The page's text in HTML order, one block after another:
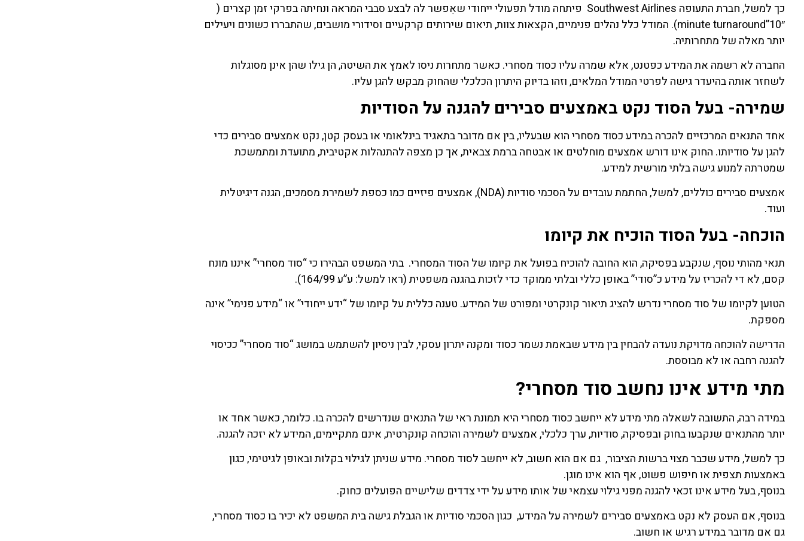
כך למשל, חברת התעופה Southwest Airlines פיתחה מודל תפעולי ייחודי שאִפשר לה לבצע סבבי המראה ונחיתה בפרקי זמן קצרים (
minute turnaround”10″). המודל כלל נהלים פנימיים, הקצאות צוות, תיאום שירותים קרקעיים וסידורי מושבים, שהתבררו כשונים ויעילים
יותר מאלה של מתחרותיה.
החברה לא רשמה את המידע כפטנט, אלא שמרה עליו כסוד מסחרי. כאשר מתחרות ניסו לאמץ את השיטה, הן גילו שהן אינן מסוגלות
לשחזר אותה בהיעדר גישה לפרטי המודל המלאים, וזהו בדיוק היתרון הכלכלי שהחוק מבקש להגן עליו.
שמירה- בעל הסוד נקט באמצעים סבירים להגנה על הסודיות
אחד התנאים המרכזיים להכרה במידע כסוד מסחרי הוא שבעליו, בין אם מדובר בתאגיד בינלאומי או בעסק קטן, נקט אמצעים סבירים כדי
להגן על סודיותו. החוק אינו דורש אמצעים מוחלטים או אבטחה ברמת צבאית, אך כן מצפה להתנהלות אקטיבית, מתועדת ומתמשכת
שמטרתה למנוע גישה בלתי מורשית למידע.
אמצעים סבירים כוללים, למשל, החתמת עובדים על הסכמי סודיות (NDA), אמצעים פיזיים כמו כספת לשמירת מסמכים, הגנה דיגיטלית
ועוד.
הוכחה- בעל הסוד הוכיח את קיומו
תנאי מהותי נוסף, שנקבע בפסיקה, הוא החובה להוכיח בפועל את קיומו של הסוד המסחרי. בתי המשפט הבהירו כי “סוד מסחרי” איננו מונח
קסם, לא די להכריז על מידע כ”סודי” באופן כללי ובלתי ממוקד כדי לזכות בהגנה משפטית (ראו למשל: ע”ע 164/99).
הטוען לקיומו של סוד מסחרי נדרש להציג תיאור קונקרטי ומפורט של המידע. טענה כללית על קיומו של “ידע ייחודי” או “מידע פנימי” אינה
מספקת.
הדרישה להוכחה מדויקת נועדה להבחין בין מידע שבאמת נשמר כסוד ומקנה יתרון עסקי, לבין ניסיון להשתמש במושג “סוד מסחרי” ככיסוי
להגנה רחבה או לא מבוססת.
מתי מידע אינו נחשב סוד מסחרי?
במידה רבה, התשובה לשאלה מתי מידע לא ייחשב כסוד מסחרי היא תמונת ראי של התנאים שנדרשים להכרה בו. כלומר, כאשר אחד או
יותר מהתנאים שנקבעו בחוק ובפסיקה, סודיות, ערך כלכלי, אמצעים לשמירה והוכחה קונקרטית, אינם מתקיימים, המידע לא יזכה להגנה.
כך למשל, מידע שכבר מצוי ברשות הציבור, גם אם הוא חשוב, לא ייחשב לסוד מסחרי. מידע שניתן לגילוי בקלות ובאופן לגיטימי, כגון
באמצעות תצפית או חיפוש פשוט, אף הוא אינו מוגן.
בנוסף, בעל מידע אינו זכאי להגנה מפני גילוי עצמאי של אותו מידע על ידי צדדים שלישיים הפועלים כחוק.
בנוסף, אם העסק לא נקט באמצעים סבירים לשמירה על המידע, כגון הסכמי סודיות או הגבלת גישה בית המשפט לא יכיר בו כסוד מסחרי,
גם אם מדובר במידע רגיש או חשוב.